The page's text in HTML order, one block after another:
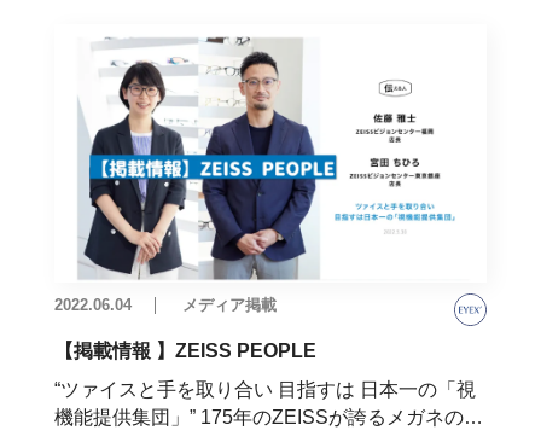
2022.06.04 メディア掲載
【掲載情報 】ZEISS PEOPLE
“ツァイスと手を取り合い 目指すは 日本一の「視
機能提供集団」” 175年のZEISSが誇るメガネの…